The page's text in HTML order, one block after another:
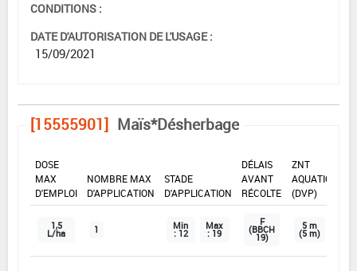
CONDITIONS :
DATE D'AUTORISATION DE L'USAGE :
15/09/2021
[15555901] Maïs*Désherbage
DOSE
MAX
D'EMPLOI
NOMBRE MAX
D'APPLICATION
STADE
D'APPLICATION
DÉLAIS
AVANT
RÉCOLTE
ZNT
AQUATIQUE
(DVP)
1,5
L/ha 1 Min
: 12
Max
: 19
F
(BBCH
19)
5 m
(5 m)